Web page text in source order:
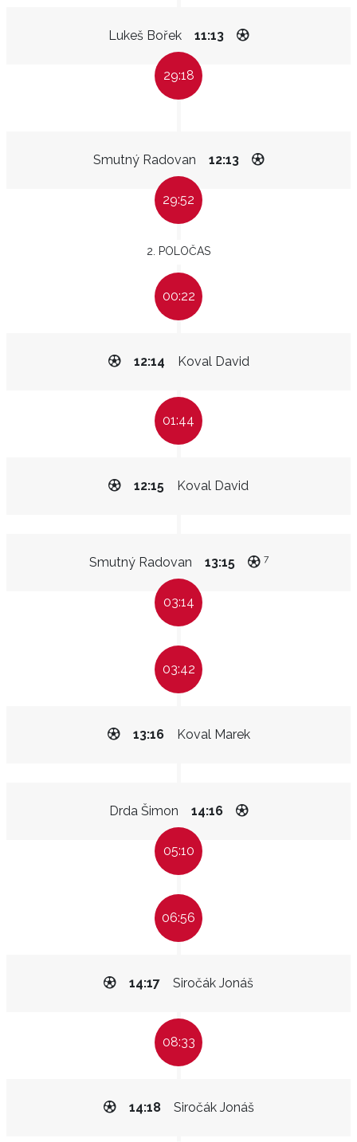
Lukeš Bořek 11:13
29:18
Smutný Radovan 12:13
29:52
2. POLOČAS
00:22
Koval David
12:14
01:44
Koval David
12:15
Smutný Radovan 13:15 7
03:14
03:42
Koval Marek
13:16
Drda Šimon 14:16
05:10
06:56
Siročák Jonáš
14:17
08:33
Siročák Jonáš
14:18